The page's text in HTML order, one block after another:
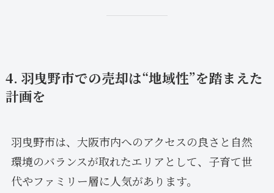
4. 羽曳野市での売却は“地域性”を踏まえた
計画を
羽曳野市は、大阪市内へのアクセスの良さと自然
環境のバランスが取れたエリアとして、子育て世
代やファミリー層に人気があります。